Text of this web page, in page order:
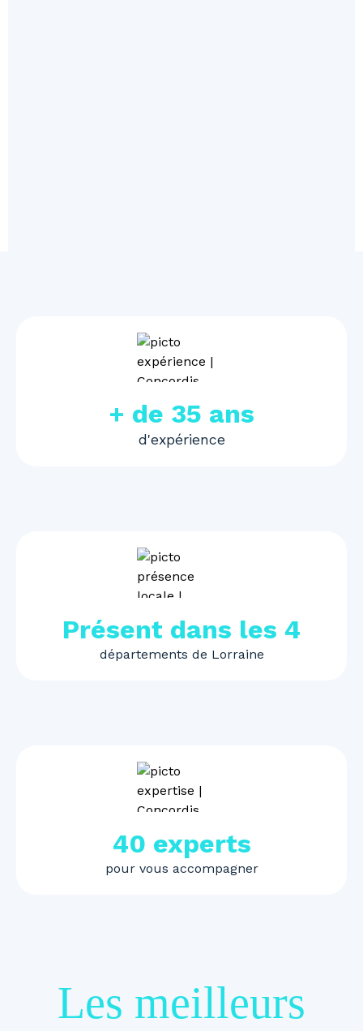
+ de 35 ans
d'expérience
Présent dans les 4
départements de Lorraine
40 experts
pour vous accompagner
Les meilleurs